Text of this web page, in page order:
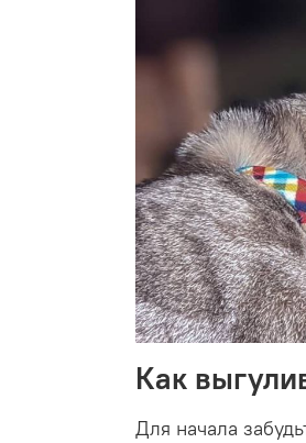
Как
Для начала